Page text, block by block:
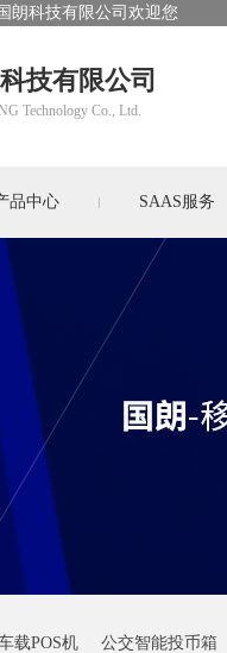
朗科技有限公司欢迎您
技有限公司
Technology Co., Ltd.
品中心 SAAS服务
载POS机 公交智能投币箱